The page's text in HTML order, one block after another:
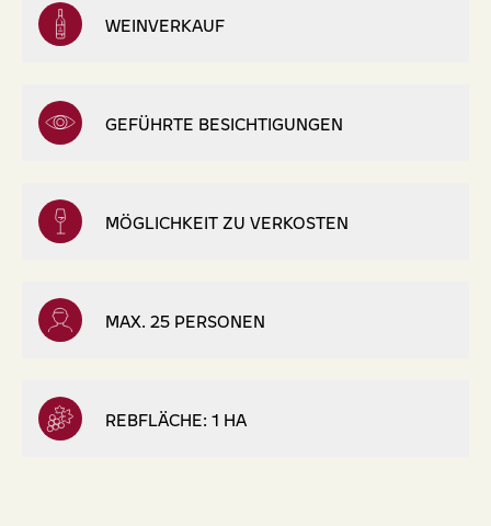
WEINVERKAUF
GEFÜHRTE BESICHTIGUNGEN
MÖGLICHKEIT ZU VERKOSTEN
MAX. 25 PERSONEN
REBFLÄCHE: 1 HA